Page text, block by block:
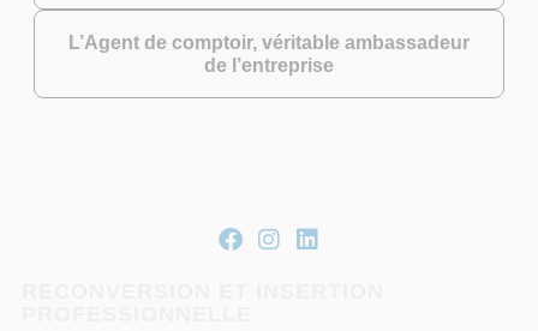
L’Agent de comptoir, véritable ambassadeur
de l’entreprise